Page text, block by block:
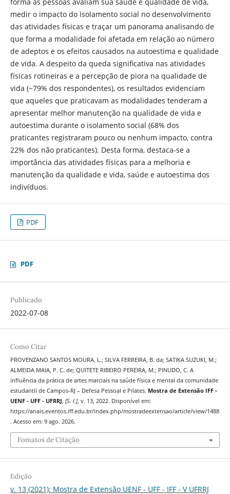
medir o impacto do isolamento social no desenvolvimento
das atividades físicas e traçar um panorama analisando de
que forma a modalidade foi afetada em relação ao número
de adeptos e os efeitos causados na autoestima e qualidade
de vida. A despeito da queda significativa nas atividades
físicas rotineiras e a percepção de piora na qualidade de
vida (~79% dos respondentes), os resultados evidenciam
que aqueles que praticavam as modalidades tenderam a
apresentar melhor manutenção na qualidade de vida e
autoestima durante o isolamento social (68% dos
praticantes registraram pouco ou nenhum impacto, contra
22% dos não praticantes). Desta forma, destaca-se a
importância das atividades físicas para a melhoria e
manutenção da qualidade e vida, saúde e autoestima dos
indivíduos.
PDF
PDF
Publicado
2022-07-08
Como Citar
PROVENZANO SANTOS MOURA, L.; SILVA FERREIRA, B. da; SATIKA SUZUKI, M.;
ALMEIDA MAIA, P. C. de; QUITETE RIBEIRO PEREIRA, M.; PINUDO, C. A
influência da prática de artes marciais na saúde física e mental da comunidade
estudantil de Campos-RJ – Defesa Pessoal e Pilates. Mostra de Extensão IFF -
UENF - UFF - UFRRJ, [S. l.], v. 13, 2022. Disponível em:
https://anais.eventos.iff.edu.br/index.php/mostradeextensao/article/view/1488
. Acesso em: 9 ago. 2026.
Fomatos de Citação
Edição
v. 13 (2021): Mostra de Extensão UENF - UFF - IFF - V UFRRJ